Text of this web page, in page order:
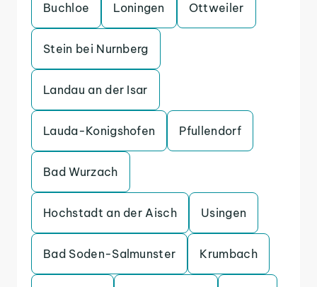
Buchloe Loningen Ottweiler
Stein bei Nurnberg
Landau an der Isar
Lauda-Konigshofen Pfullendorf
Bad Wurzach
Hochstadt an der Aisch Usingen
Bad Soden-Salmunster Krumbach